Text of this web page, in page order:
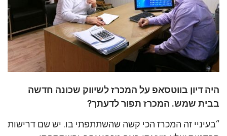
היה דיון בווטסאפ על המכרז לשיווק שכונה חדשה
בבית שמש. המכרז תפור לדעתך?
“בעיניי זה המכרז הכי קשה שהשתתפתי בו. יש שם דרישות